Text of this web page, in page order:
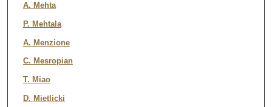
A. Mehta
P. Mehtala
A. Menzione
C. Mesropian
T. Miao
D. Mietlicki